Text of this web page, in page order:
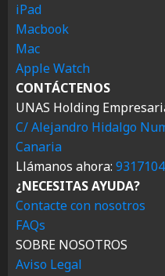
iPad
Macbook
Mac
Apple Watch
CONTÁCTENOS
UNAS Holding
C/ Alejandro Hidalgo
Canaria
Llámanos ahora:
¿NECESITAS AYUDA?
Contacte con nosotros
FAQs
SOBRE NOSOTROS
Aviso Legal